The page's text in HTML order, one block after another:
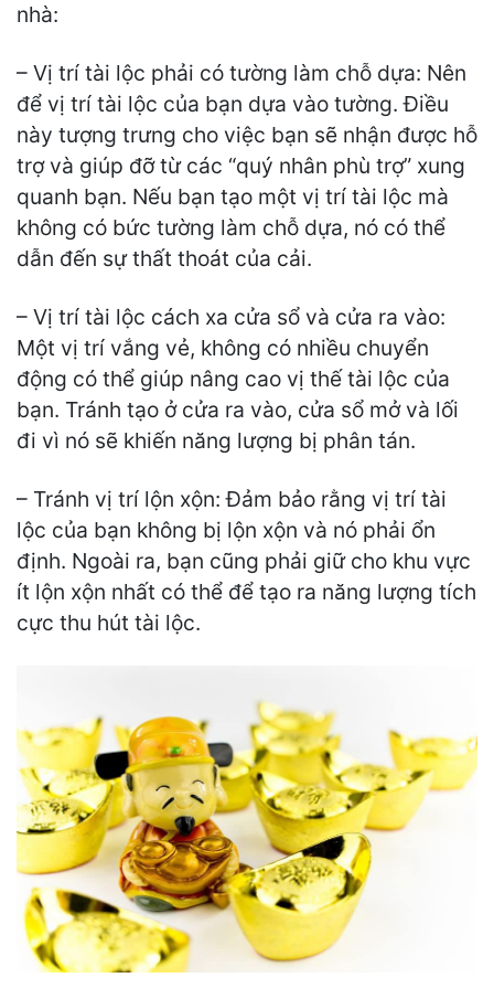
nhà:
– Vị trí tài lộc phải có tường làm chỗ dựa: Nên
để vị trí tài lộc của bạn dựa vào tường. Điều
này tượng trưng cho việc bạn sẽ nhận được hỗ
trợ và giúp đỡ từ các “quý nhân phù trợ” xung
quanh bạn. Nếu bạn tạo một vị trí tài lộc mà
không có bức tường làm chỗ dựa, nó có thể
dẫn đến sự thất thoát của cải.
– Vị trí tài lộc cách xa cửa sổ và cửa ra vào:
Một vị trí vắng vẻ, không có nhiều chuyển
động có thể giúp nâng cao vị thế tài lộc của
bạn. Tránh tạo ở cửa ra vào, cửa sổ mở và lối
đi vì nó sẽ khiến năng lượng bị phân tán.
– Tránh vị trí lộn xộn: Đảm bảo rằng vị trí tài
lộc của bạn không bị lộn xộn và nó phải ổn
định. Ngoài ra, bạn cũng phải giữ cho khu vực
ít lộn xộn nhất có thể để tạo ra năng lượng tích
cực thu hút tài lộc.